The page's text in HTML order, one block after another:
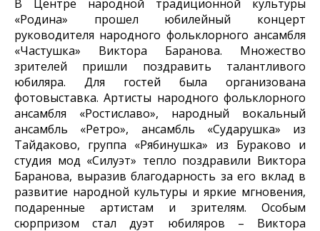
В Центре народной традиционной культуры
«Родина» прошел юбилейный концерт
руководителя народного фольклорного ансамбля
«Частушка» Виктора Баранова. Множество
зрителей пришли поздравить талантливого
юбиляра. Для гостей была организована
фотовыставка. Артисты народного фольклорного
ансамбля «Ростиславо», народный вокальный
ансамбль «Ретро», ансамбль «Сударушка» из
Тайдаково, группа «Рябинушка» из Бураково и
студия мод «Силуэт» тепло поздравили Виктора
Баранова, выразив благодарность за его вклад в
развитие народной культуры и яркие мгновения,
подаренные артистам и зрителям. Особым
сюрпризом стал дуэт юбиляров – Виктора